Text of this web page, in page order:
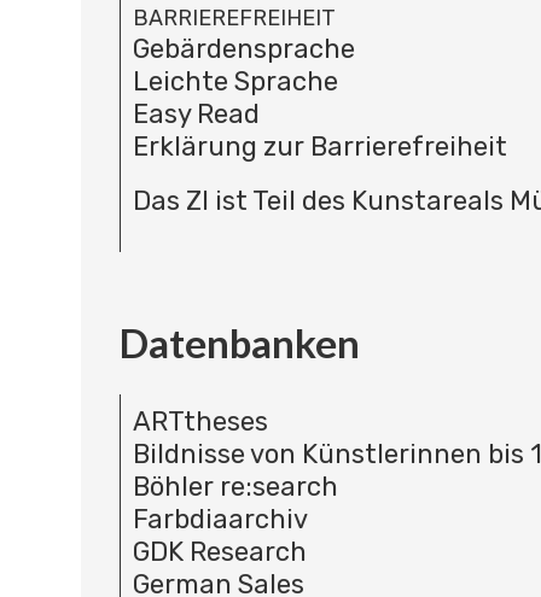
BARRIEREFREIHEIT
Gebärdensprache
Leichte Sprache
Easy Read
Erklärung zur Barrierefreiheit
Das ZI ist Teil des Kunstareals
Datenbanken
ARTtheses
Bildnisse von Künstlerinnen bis
Böhler re:search
Farbdiaarchiv
GDK Research
German Sales